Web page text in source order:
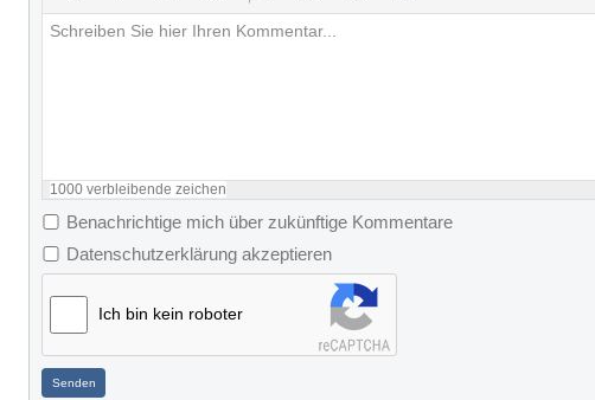
1000 verbleibende zeichen
Benachrichtige mich über zukünftige Kommentare
Datenschutzerklärung akzeptieren
Ich bin kein roboter
Senden